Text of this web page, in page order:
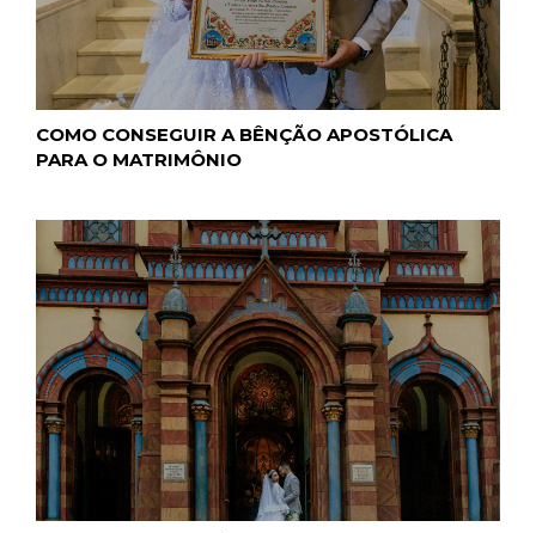
COMO CONSEGUIR A BÊNÇÃO APOSTÓLICA
PARA O MATRIMÔNIO